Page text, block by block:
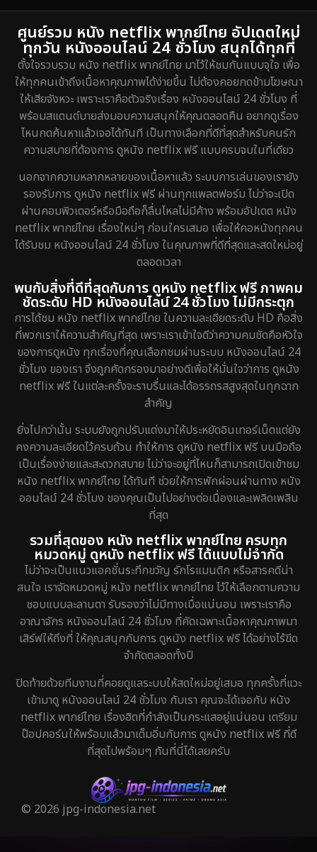
ศูนย์รวม หนัง netflix พากย์ไทย อัปเดตใหม่
ทุกวัน หนังออนไลน์ 24 ชั่วโมง สนุกได้ทุกที่
ตั้งใจรวบรวม หนัง netflix พากย์ไทย มาไว้ให้ชมกันแบบจุใจ เพื่อ
ให้ทุกคนเข้าถึงเนื้อหาคุณภาพได้ง่ายขึ้น ไม่ต้องคอยกดข้ามโฆษณา
ให้เสียจังหวะ เพราะเราคือตัวจริงเรื่อง หนังออนไลน์ 24 ชั่วโมง ที่
พร้อมสแตนด์บายส่งมอบความสนุกให้คุณตลอดคืน อยากดูเรื่อง
ไหนกดค้นหาแล้วเจอได้ทันที เป็นทางเลือกที่ดีที่สุดสำหรับคนรัก
ความสบายที่ต้องการ ดูหนัง netflix ฟรี แบบครบจบในที่เดียว
นอกจากความหลากหลายของเนื้อหาแล้ว ระบบการเล่นของเรายัง
รองรับการ ดูหนัง netflix ฟรี ผ่านทุกแพลตฟอร์ม ไม่ว่าจะเปิด
ผ่านคอมพิวเตอร์หรือมือถือก็ลื่นไหลไม่มีค้าง พร้อมอัปเดต หนัง
netflix พากย์ไทย เรื่องใหม่ๆ ก่อนใครเสมอ เพื่อให้คอหนังทุกคน
ได้รับชม หนังออนไลน์ 24 ชั่วโมง ในคุณภาพที่ดีที่สุดและสดใหม่อยู่
ตลอดเวลา
พบกับสิ่งที่ดีที่สุดกับการ ดูหนัง netflix ฟรี ภาพคม
ชัดระดับ HD หนังออนไลน์ 24 ชั่วโมง ไม่มีกระตุก
การได้ชม หนัง netflix พากย์ไทย ในความละเอียดระดับ HD คือสิ่ง
ที่พวกเราให้ความสำคัญที่สุด เพราะเราเข้าใจดีว่าความคมชัดคือหัวใจ
ของการดูหนัง ทุกเรื่องที่คุณเลือกชมผ่านระบบ หนังออนไลน์ 24
ชั่วโมง ของเรา จึงถูกคัดกรองมาอย่างดีเพื่อให้มั่นใจว่าการ ดูหนัง
netflix ฟรี ในแต่ละครั้งจะราบรื่นและได้อรรถรสสูงสุดในทุกฉาก
สำคัญ
ยิ่งไปกว่านั้น ระบบยังถูกปรับแต่งมาให้ประหยัดอินเทอร์เน็ตแต่ยัง
คงความละเอียดไว้ครบถ้วน ทำให้การ ดูหนัง netflix ฟรี บนมือถือ
เป็นเรื่องง่ายและสะดวกสบาย ไม่ว่าจะอยู่ที่ไหนก็สามารถเปิดเข้าชม
หนัง netflix พากย์ไทย ได้ทันที ช่วยให้การพักผ่อนผ่านทาง หนัง
ออนไลน์ 24 ชั่วโมง ของคุณเป็นไปอย่างต่อเนื่องและเพลิดเพลิน
ที่สุด
รวมที่สุดของ หนัง netflix พากย์ไทย ครบทุก
หมวดหมู่ ดูหนัง netflix ฟรี ได้แบบไม่จำกัด
ไม่ว่าจะเป็นแนวแอคชั่นระทึกขวัญ รักโรแมนติก หรือสารคดีน่า
สนใจ เราจัดหมวดหมู่ หนัง netflix พากย์ไทย ไว้ให้เลือกตามความ
ชอบแบบละลานตา รับรองว่าไม่มีทางเบื่อแน่นอน เพราะเราคือ
อาณาจักร หนังออนไลน์ 24 ชั่วโมง ที่คัดเฉพาะเนื้อหาคุณภาพมา
เสิร์ฟให้ถึงที่ ให้คุณสนุกกับการ ดูหนัง netflix ฟรี ได้อย่างไร้ขีด
จำกัดตลอดทั้งปี
ปิดท้ายด้วยทีมงานที่คอยดูแลระบบให้สดใหม่อยู่เสมอ ทุกครั้งที่แวะ
เข้ามาดู หนังออนไลน์ 24 ชั่วโมง กับเรา คุณจะได้เจอกับ หนัง
netflix พากย์ไทย เรื่องฮิตที่กำลังเป็นกระแสอยู่แน่นอน เตรียม
ป๊อปคอร์นให้พร้อมแล้วมาเต็มอิ่มกับการ ดูหนัง netflix ฟรี ที่ดี
ที่สุดไปพร้อมๆ กันที่นี่ได้เลยครับ
© 2026 jpg-indonesia.net